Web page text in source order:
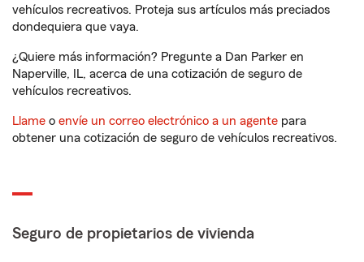
vehículos recreativos. Proteja sus artículos más preciados
dondequiera que vaya.
¿Quiere más información? Pregunte a Dan Parker en
Naperville, IL, acerca de una cotización de seguro de
vehículos recreativos.
Llame o envíe un correo electrónico a un agente para
obtener una cotización de seguro de vehículos recreativos.
Seguro de propietarios de vivienda